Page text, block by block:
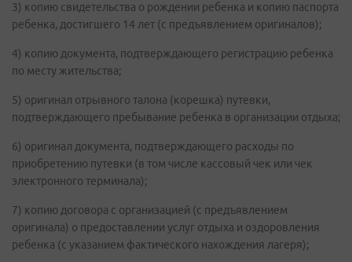
3) копию свидетельства о рождении ребенка и копию паспорта
ребенка, достигшего 14 лет (с предъявлением оригиналов);
4) копию документа, подтверждающего регистрацию ребенка
по месту жительства;
5) оригинал отрывного талона (корешка) путевки,
подтверждающего пребывание ребенка в организации отдыха;
6) оригинал документа, подтверждающего расходы по
приобретению путевки (в том числе кассовый чек или чек
электронного терминала);
7) копию договора с организацией (с предъявлением
оригинала) о предоставлении услуг отдыха и оздоровления
ребенка (с указанием фактического нахождения лагеря);